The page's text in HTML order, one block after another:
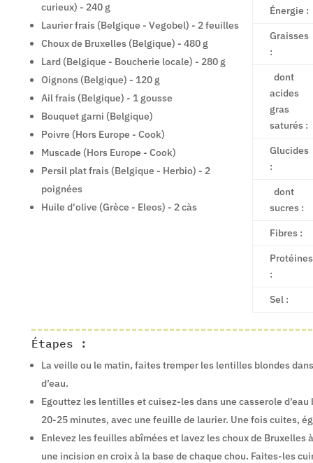
curieux) - 240 g
Laurier frais (Belgique - Vegobel) - 2 feuilles
Choux de Bruxelles (Belgique) - 480 g
Lard (Belgique - Boucherie locale) - 280 g
Oignons (Belgique) - 120 g
Ail frais (Belgique) - 1 gousse
Bouquet garni (Belgique)
Poivre (Hors Europe - Cook)
Muscade (Hors Europe - Cook)
Persil plat frais (Belgique - Herbio) - 2
poignées
Huile d'olive (Grèce - Eleos) - 2 càs
Énergie :
Graisses
:
dont
acides
gras
saturés :
Glucides
:
dont
sucres :
Fibres :
Protéines
:
Sel :
Étapes :
La veille ou le matin, faites tremper les lentilles blondes
d’eau.
Egouttez les lentilles et cuisez-les dans une casserole
20-25 minutes, avec une feuille de laurier. Une fois cuites,
Enlevez les feuilles abîmées et lavez les choux de Bruxelles
une incision en croix à la base de chaque chou. Faites-les